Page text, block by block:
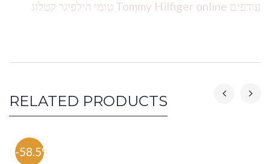
עודפים Tommy Hilfiger online טומי הילפיגר קטלוג
RELATED PRODUCTS
-58.5%